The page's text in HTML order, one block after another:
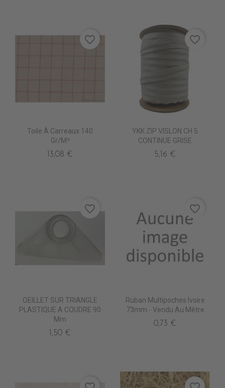
Toile À Carreaux 140
Gr/m²
13,08 €
favorite_border
YKK ZIP VISLON CH 5
CONTINUE GRISE
5,16 €
favorite_border
OEILLET SUR TRIANGLE
PLASTIQUE A COUDRE 90
Mm
1,50 €
favorite_border
Ruban Multipoches Ivoire
73mm - Vendu Au Mètre
0,73 €
favorite_border